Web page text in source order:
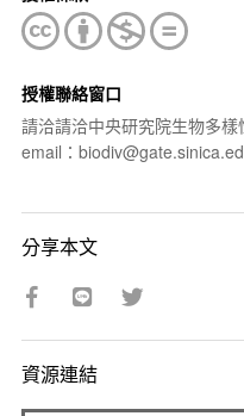
授權聯絡窗口
請洽請洽中央研究院生物多樣
email：
分享本文
資源連結